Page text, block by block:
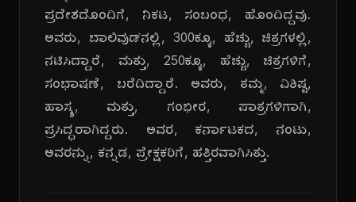
ಪ್ರದೇಶದೊಂದಿಗೆ, ನಿಕಟ, ಸಂಬಂಧ, ಹೊಂದಿದ್ದವು.
ಅವರು, ಬಾಲಿವುಡ್‌ನಲ್ಲಿ, 300ಕ್ಕೂ, ಹೆಚ್ಚು, ಚಿತ್ರಗಳಲ್ಲಿ,
ನಟಿಸಿದ್ದಾರೆ, ಮತ್ತು, 250ಕ್ಕೂ, ಹೆಚ್ಚು, ಚಿತ್ರಗಳಿಗೆ,
ಸಂಭಾಷಣೆ, ಬರೆದಿದ್ದಾರೆ. ಅವರು, ತಮ್ಮ, ವಿಶಿಷ್ಟ,
ಹಾಸ್ಯ, ಮತ್ತು, ಗಂಭೀರ, ಪಾತ್ರಗಳಿಗಾಗಿ,
ಪ್ರಸಿದ್ಧರಾಗಿದ್ದರು. ಅವರ, ಕರ್ನಾಟಕದ, ನಂಟು,
ಅವರನ್ನು, ಕನ್ನಡ, ಪ್ರೇಕ್ಷಕರಿಗೆ, ಹತ್ತಿರವಾಗಿಸಿತ್ತು.